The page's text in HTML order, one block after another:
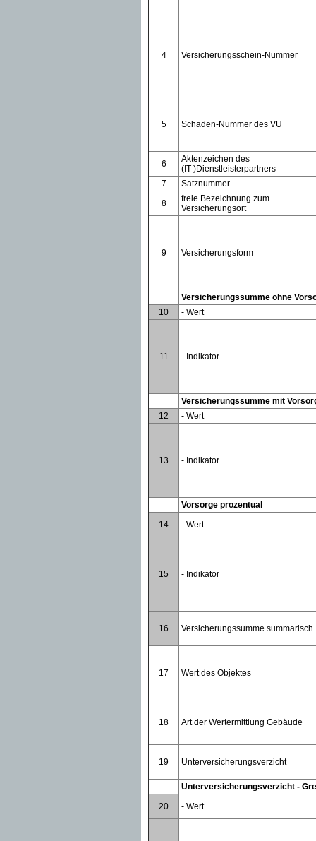
4 Versicherungsschein-Nummer
5 Schaden-Nummer des VU
6
Aktenzeichen des
(IT-)Dienstleisterpartners
7
Satznummer
8
freie Bezeichnung zum
Versicherungsort
9 Versicherungsform
Versicherungssumme ohne
10
- Wert
11 - Indikator
Versicherungssumme mit
12
- Wert
13 - Indikator
Vorsorge prozentual
14
- Wert
15 - Indikator
16 Versicherungssumme summarisch
17 Wert des Objektes
18 Art der Wertermittlung Gebäude
19 Unterversicherungsverzicht
Unterversicherungsverzicht -
20
- Wert